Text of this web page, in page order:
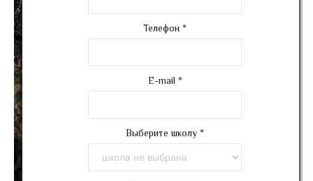
Телефон *
E-mail *
Выберите школу *